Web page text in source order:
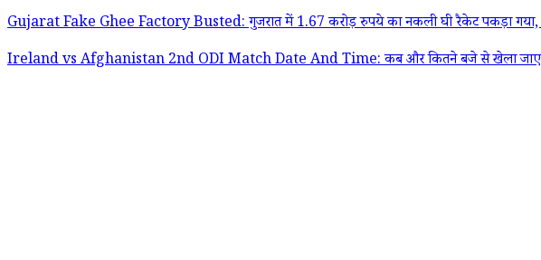
Gujarat Fake Ghee Factory Busted: गुजरात में 1.67 करोड़ रुपये का नकली घी रैकेट पकड़ा गया,
Ireland vs Afghanistan 2nd ODI Match Date And Time: कब और कितने बजे से खेला जाएगा